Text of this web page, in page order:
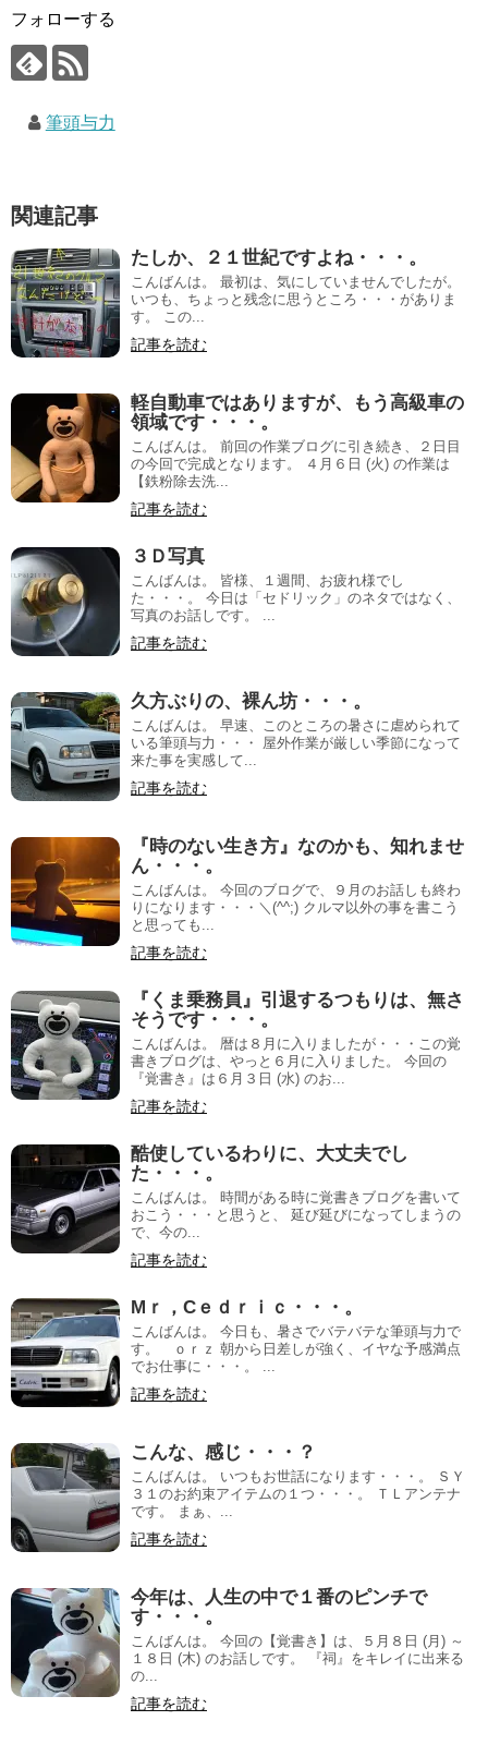
フォローする
筆頭与力
関連記事
たしか、２１世紀ですよね・・・。
こんばんは。 最初は、気にしていませんでしたが。
いつも、ちょっと残念に思うところ・・・がありま
す。 この...
記事を読む
軽自動車ではありますが、もう高級車の
領域です・・・。
こんばんは。 前回の作業ブログに引き続き、２日目
の今回で完成となります。 ４月６日 (火) の作業は
【鉄粉除去洗...
記事を読む
３Ｄ写真
こんばんは。 皆様、１週間、お疲れ様でし
た・・・。 今日は「セドリック」のネタではなく、
写真のお話しです。 ...
記事を読む
久方ぶりの、裸ん坊・・・。
こんばんは。 早速、このところの暑さに虐められて
いる筆頭与力・・・ 屋外作業が厳しい季節になって
来た事を実感して...
記事を読む
『時のない生き方』なのかも、知れませ
ん・・・。
こんばんは。 今回のブログで、９月のお話しも終わ
りになります・・・＼(^^;) クルマ以外の事を書こう
と思っても...
記事を読む
『くま乗務員』引退するつもりは、無さ
そうです・・・。
こんばんは。 暦は８月に入りましたが・・・この覚
書きブログは、やっと６月に入りました。 今回の
『覚書き』は６月３日 (水) のお...
記事を読む
酷使しているわりに、大丈夫でし
た・・・。
こんばんは。 時間がある時に覚書きブログを書いて
おこう・・・と思うと、 延び延びになってしまうの
で、今の...
記事を読む
Mｒ，Cｅｄｒｉｃ・・・。
こんばんは。 今日も、暑さでバテバテな筆頭与力で
す。 ｏｒｚ 朝から日差しが強く、イヤな予感満点
でお仕事に・・・。 ...
記事を読む
こんな、感じ・・・？
こんばんは。 いつもお世話になります・・・。 ＳＹ
３１のお約束アイテムの１つ・・・。 ＴＬアンテナ
です。 まぁ、...
記事を読む
今年は、人生の中で１番のピンチで
す・・・。
こんばんは。 今回の【覚書き】は、５月８日 (月) ～
１８日 (木) のお話しです。 『祠』をキレイに出来る
の...
記事を読む